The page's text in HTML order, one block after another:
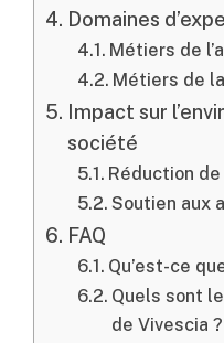
Domaines
Métiers de
Métiers de
Impact sur
société
Réduction de
Soutien aux
FAQ
Qu’est-ce
Quels sont
de Vivescia ?